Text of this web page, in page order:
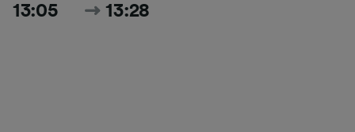
13:05 13:28